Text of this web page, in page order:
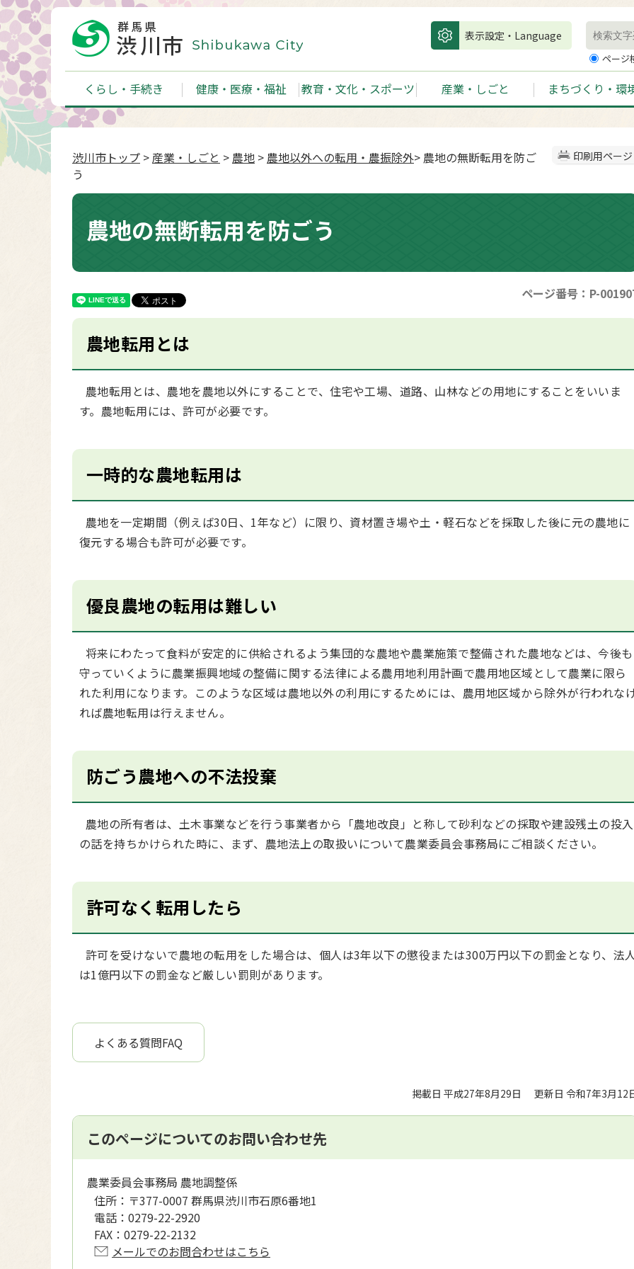
表示設定・Language
ページ
くらし・手続き 健康・医療・福祉 教育・文化・スポーツ 産業・しごと まちづくり・環
印刷用ページ
渋川市トップ >産業・しごと > 農地 > 農地以外への転用・農振除外> 農地の無断転用を防ご
う
農地の無断転用を防ごう
ページ番号：P-
農地転用とは
農地転用とは、農地を農地以外にすることで、住宅や工場、道路、山林などの用地にすることをいいま
す。農地転用には、許可が必要です。
一時的な農地転用は
農地を一定期間（例えば30日、1年など）に限り、資材置き場や土・軽石などを採取した後に元の農地に
復元する場合も許可が必要です。
優良農地の転用は難しい
将来にわたって食料が安定的に供給されるよう集団的な農地や農業施策で整備された農地などは、今後も
守っていくように農業振興地域の整備に関する法律による農用地利用計画で農用地区域として農業に限ら
れた利用になります。このような区域は農地以外の利用にするためには、農用地区域から除外が行われな
れば農地転用は行えません。
防ごう農地への不法投棄
農地の所有者は、土木事業などを行う事業者から「農地改良」と称して砂利などの採取や建設残土の投入
の話を持ちかけられた時に、まず、農地法上の取扱いについて農業委員会事務局にご相談ください。
許可なく転用したら
許可を受けないで農地の転用をした場合は、個人は3年以下の懲役または300万円以下の罰金となり、法
は1億円以下の罰金など厳しい罰則があります。
よくある質問FAQ
掲載日 平成27年8月29日 更新日 令和7年3月12
このページについてのお問い合わせ先
農業委員会事務局 農地調整係
住所： 〒377-0007 群馬県渋川市石原6番地1
電話： 0279-22-2920
FAX： 0279-22-2132
メールでのお問合わせはこちら